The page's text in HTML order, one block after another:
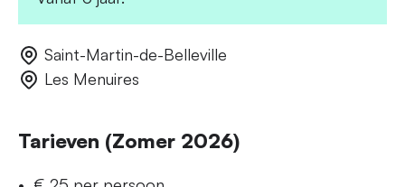
Saint-Martin-de-Belleville
Les Menuires
Tarieven (Zomer 2026)